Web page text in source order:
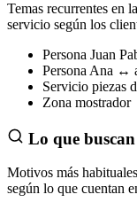
Temas recurrentes en
servicio según los
Persona Juan
Persona Ana ↔
Servicio piezas
Zona mostrador
Lo que
Motivos más
según lo que cuentan